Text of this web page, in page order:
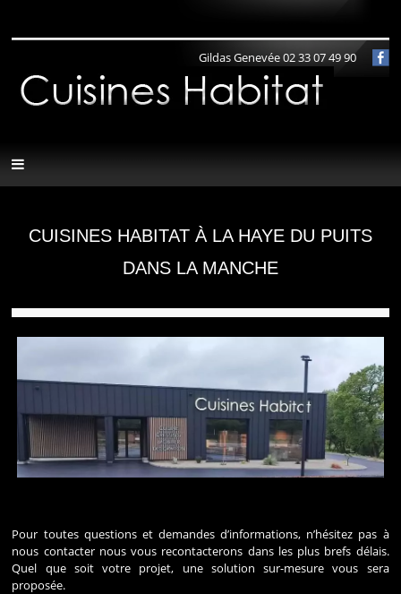
Gildas Genevée 02 33 07 49 90
CUISINES HABITAT À LA HAYE DU PUITS
DANS LA MANCHE
Pour toutes questions et demandes d’informations, n’hésitez pas à
nous contacter nous vous recontacterons dans les plus brefs délais.
Quel que soit votre projet, une solution sur-mesure vous sera
proposée.